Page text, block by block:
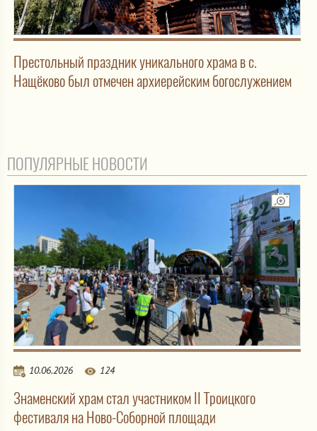
Престольный праздник уникального храма в с.
Нащёково был отмечен архиерейским богослужением
ПОПУЛЯРНЫЕ НОВОСТИ
10.06.2026 124
Знаменский храм стал участником II Троицкого
фестиваля на Ново-Соборной площади